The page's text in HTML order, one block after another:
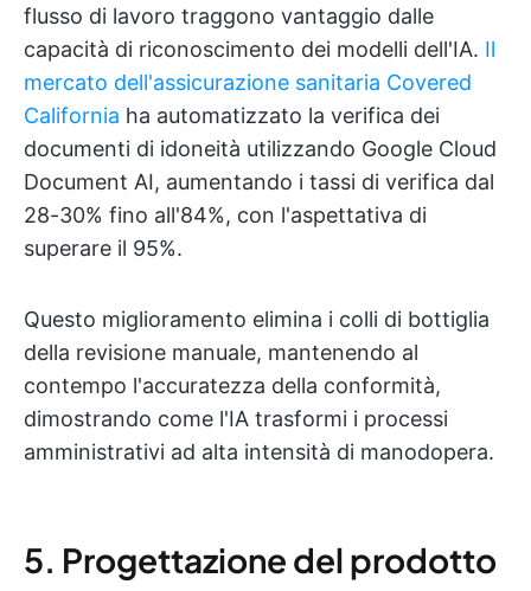
flusso di lavoro traggono vantaggio dalle
capacità di riconoscimento dei modelli dell'IA. Il
mercato dell'assicurazione sanitaria Covered
California ha automatizzato la verifica dei
documenti di idoneità utilizzando Google Cloud
Document AI, aumentando i tassi di verifica dal
28-30% fino all'84%, con l'aspettativa di
superare il 95%.
Questo miglioramento elimina i colli di bottiglia
della revisione manuale, mantenendo al
contempo l'accuratezza della conformità,
dimostrando come l'IA trasformi i processi
amministrativi ad alta intensità di manodopera.
5. Progettazione del prodotto